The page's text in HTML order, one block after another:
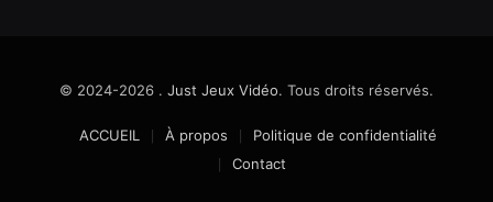
© 2024-2026 . Just Jeux Vidéo. Tous droits réservés.
ACCUEIL À propos
Politique de confidentialité
Contact